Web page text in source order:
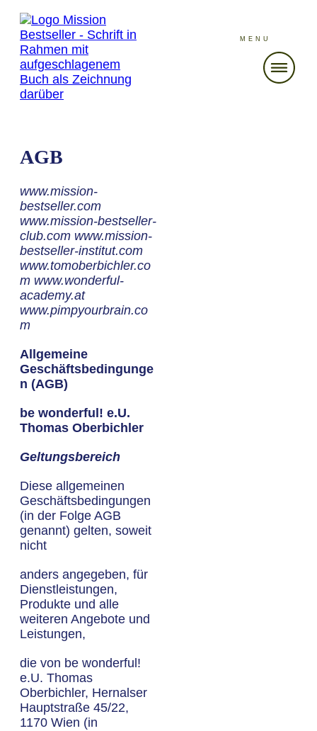
MENU
AGB
www.mission-
bestseller.com
www.mission-bestseller-
club.com www.mission-
bestseller-institut.com
www.tomoberbichler.co
m www.wonderful-
academy.at
www.pimpyourbrain.co
m
Allgemeine
Geschäftsbedingunge
n (AGB)
be wonderful! e.U.
Thomas Oberbichler
Geltungsbereich
Diese allgemeinen
Geschäftsbedingungen
(in der Folge AGB
genannt) gelten, soweit
nicht
anders angegeben, für
Dienstleistungen,
Produkte und alle
weiteren Angebote und
Leistungen,
die von be wonderful!
e.U. Thomas
Oberbichler, Hernalser
Hauptstraße 45/22,
1170 Wien (in